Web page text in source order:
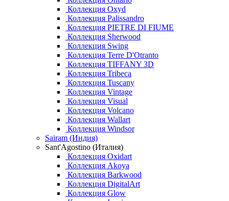
Коллекция Oxyd
Коллекция Palissandro
Коллекция PIETRE DI FIUME
Коллекция Sherwood
Коллекция Swing
Коллекция Terre D'Otranto
Коллекция TIFFANY 3D
Коллекция Tribeca
Коллекция Tuscany
Коллекция Vintage
Коллекция Visual
Коллекция Volcano
Коллекция Wallart
Коллекция Windsor
Sairam (Индия)
Sant'Agostino (Италия)
Коллекция Oxidart
Коллекция Akoya
Коллекция Barkwood
Коллекция DigitalArt
Коллекция Glow